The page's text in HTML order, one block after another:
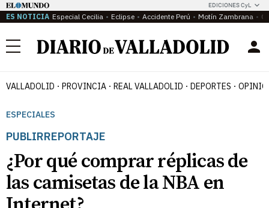
EDICIONES CyL
ES NOTICIA Especial Cecilia Eclipse Accidente Perú Motín Zambrana
Menú
VALLADOLID PROVINCIA REAL VALLADOLID DEPORTES
ESPECIALES
PUBLIRREPORTAJE
¿Por qué comprar réplicas de
las camisetas de la NBA en